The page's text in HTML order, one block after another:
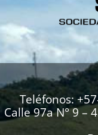
Teléfonos:
Calle 97a N° 9 –